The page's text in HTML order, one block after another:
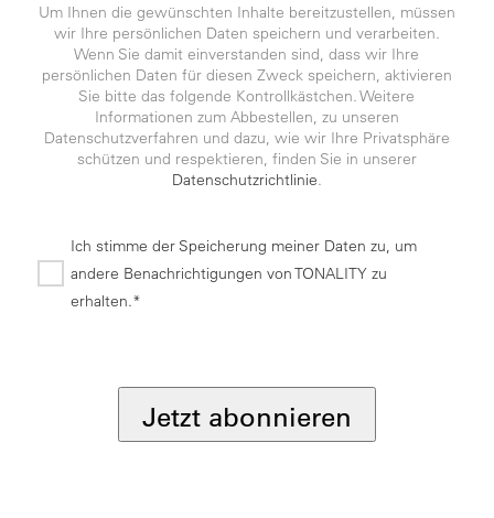
Um Ihnen die gewünschten Inhalte bereitzustellen, müssen
wir Ihre persönlichen Daten speichern und verarbeiten.
Wenn Sie damit einverstanden sind, dass wir Ihre
persönlichen Daten für diesen Zweck speichern, aktivieren
Sie bitte das folgende Kontrollkästchen. Weitere
Informationen zum Abbestellen, zu unseren
Datenschutzverfahren und dazu, wie wir Ihre Privatsphäre
schützen und respektieren, finden Sie in unserer
Datenschutzrichtlinie.
Ich stimme der Speicherung meiner Daten zu, um
andere Benachrichtigungen von TONALITY zu
erhalten.*
Jetzt abonnieren